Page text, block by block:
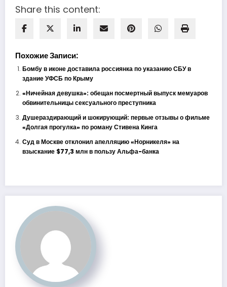
Share this content:
Похожие Записи:
Бомбу в иконе доставила россиянка по указанию СБУ в
здание УФСБ по Крыму
«Ничейная девушка»: обещан посмертный выпуск мемуаров
обвинительницы сексуального преступника
Душераздирающий и шокирующий: первые отзывы о фильме
«Долгая прогулка» по роману Стивена Кинга
Суд в Москве отклонил апелляцию «Норникеля» на
взыскание $77,3 млн в пользу Альфа-банка